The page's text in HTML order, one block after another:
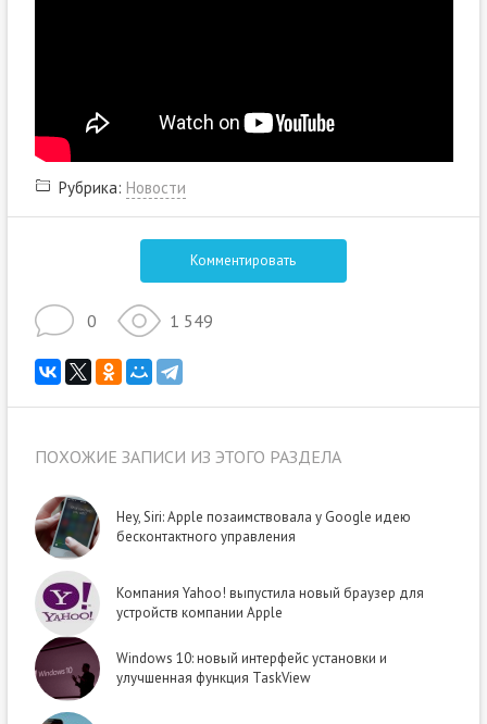
Рубрика: Новости
Комментировать
0 1 549
ПОХОЖИЕ ЗАПИСИ ИЗ ЭТОГО РАЗДЕЛА
Hey, Siri: Apple позаимствовала у Google идею
бесконтактного управления
Компания Yahoo! выпустила новый браузер для
устройств компании Apple
Windows 10: новый интерфейс установки и
улучшенная функция TaskView